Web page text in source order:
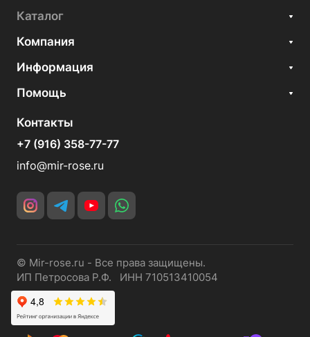
Каталог
Компания
Информация
Помощь
Контакты
+7 (916) 358-77-77
info@mir-rose.ru
© Mir-rose.ru - Все права защищены.
ИП Петросова Р.Ф. ИНН 710513410054